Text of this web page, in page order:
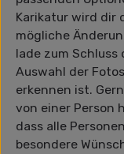
Karikatur wird dir
mögliche
lade zum
Auswahl der
erkennen ist.
von einer Person
dass alle
besondere